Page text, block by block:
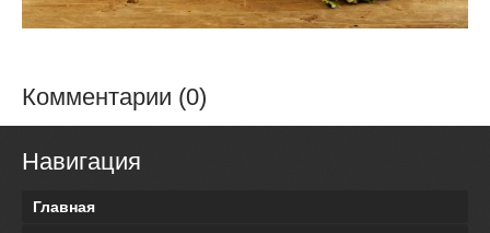
Комментарии (0)
Навигация
Главная